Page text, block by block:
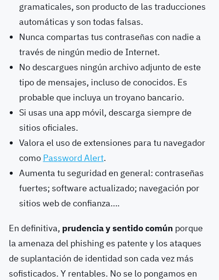
gramaticales, son producto de las traducciones
automáticas y son todas falsas.
Nunca compartas tus contraseñas con nadie a
través de ningún medio de Internet.
No descargues ningún archivo adjunto de este
tipo de mensajes, incluso de conocidos. Es
probable que incluya un troyano bancario.
Si usas una app móvil, descarga siempre de
sitios oficiales.
Valora el uso de extensiones para tu navegador
como Password Alert.
Aumenta tu seguridad en general: contraseñas
fuertes; software actualizado; navegación por
sitios web de confianza….
En definitiva, prudencia y sentido común porque
la amenaza del phishing es patente y los ataques
de suplantación de identidad son cada vez más
sofisticados. Y rentables. No se lo pongamos en